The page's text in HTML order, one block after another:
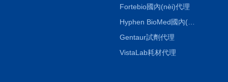
Fortebio國內(nèi)代理
Hyphen BioMed國內(nèi)代理
Gentaur試劑代理
VistaLab耗材代理